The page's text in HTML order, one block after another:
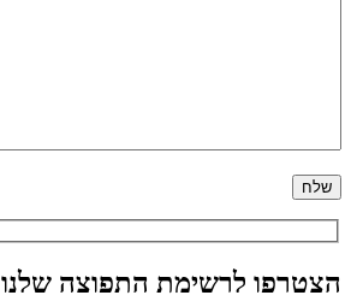
הצטרפו לרשימת התפוצה שלנו